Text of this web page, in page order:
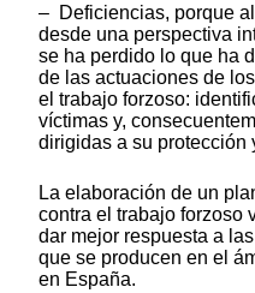
– Deficiencias, porque
desde una perspectiva
se ha perdido lo que ha
de las actuaciones de
el trabajo forzoso:
víctimas y,
dirigidas a su protección
La elaboración de un
contra el trabajo forzoso
dar mejor respuesta a
que se producen en el
en España.